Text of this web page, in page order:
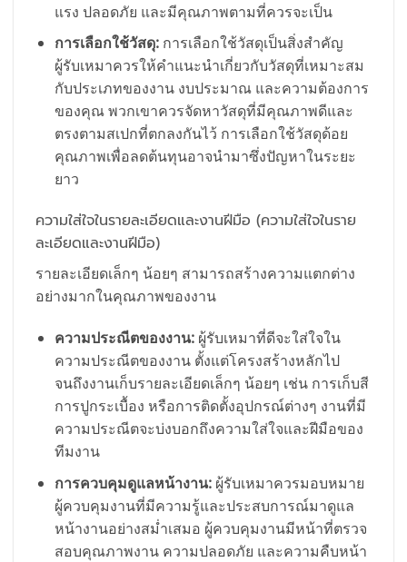
แรง ปลอดภัย และมีคุณภาพตามที่ควรจะเป็น
การเลือกใช้วัสดุ:การเลือกใช้วัสดุเป็นสิ่งสำคัญ
ผู้รับเหมาควรให้คำแนะนำเกี่ยวกับวัสดุที่เหมาะสม
กับประเภทของงาน งบประมาณ และความต้องการ
ของคุณ พวกเขาควรจัดหาวัสดุที่มีคุณภาพดีและ
ตรงตามสเปกที่ตกลงกันไว้ การเลือกใช้วัสดุด้อย
คุณภาพเพื่อลดต้นทุนอาจนำมาซึ่งปัญหาในระยะ
ยาว
ความใส่ใจในรายละเอียดและงานฝีมือ (ความใส่ใจในราย
ละเอียดและงานฝีมือ)
รายละเอียดเล็กๆ น้อยๆ สามารถสร้างความแตกต่าง
อย่างมากในคุณภาพของงาน
ความประณีตของงาน:ผู้รับเหมาที่ดีจะใส่ใจใน
ความประณีตของงาน ตั้งแต่โครงสร้างหลักไป
จนถึงงานเก็บรายละเอียดเล็กๆ น้อยๆ เช่น การเก็บสี
การปูกระเบื้อง หรือการติดตั้งอุปกรณ์ต่างๆ งานที่มี
ความประณีตจะบ่งบอกถึงความใส่ใจและฝีมือของ
ทีมงาน
การควบคุมดูแลหน้างาน:ผู้รับเหมาควรมอบหมาย
ผู้ควบคุมงานที่มีความรู้และประสบการณ์มาดูแล
หน้างานอย่างสม่ำเสมอ ผู้ควบคุมงานมีหน้าที่ตรวจ
สอบคุณภาพงาน ความปลอดภัย และความคืบหน้า